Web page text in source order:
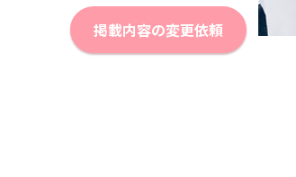
掲載内容の変更依頼